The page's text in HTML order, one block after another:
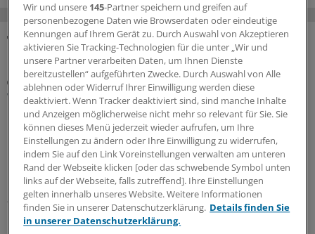
MEHR ZUM THEMA
„ÄrzteTag“-Podcast
Was bringt eine Mitarbeiterbeteiligung für die
Praxis, Dr. Lindenau?
In unternehmerische Verantwortung kann man auch
hineinwachsen – etwa über Beteiligungsmodelle an
Praxen oder MVZ. Wie dabei vorzugehen ist und was es
bringt, erläutert Rechtsanwalt Dr.Lars Lindenau
„ÄrzteTag“-Podcast.
14.07.2026
Wir und unsere 145-Partner speichern und greifen auf
personenbezogene Daten wie Browserdaten oder eindeutige
Kennungen auf Ihrem Gerät zu. Durch Auswahl von Akzeptieren
aktivieren Sie Tracking-Technologien für die unter „Wir und
unsere Partner verarbeiten Daten, um Ihnen Dienste
bereitzustellen“ aufgeführten Zwecke. Durch Auswahl von Alle
ablehnen oder Widerruf Ihrer Einwilligung werden diese
deaktiviert. Wenn Tracker deaktiviert sind, sind manche Inhalte
und Anzeigen möglicherweise nicht mehr so relevant für Sie. Sie
können dieses Menü jederzeit wieder aufrufen, um Ihre
Einstellungen zu ändern oder Ihre Einwilligung zu widerrufen,
indem Sie auf den Link Voreinstellungen verwalten am unteren
Rand der Webseite klicken [oder das schwebende Symbol unten
links auf der Webseite, falls zutreffend]. Ihre Einstellungen
gelten innerhalb unseres Website. Weitere Informationen
finden Sie in unserer Datenschutzerklärung. Details finden Sie
in unserer Datenschutzerklärung.